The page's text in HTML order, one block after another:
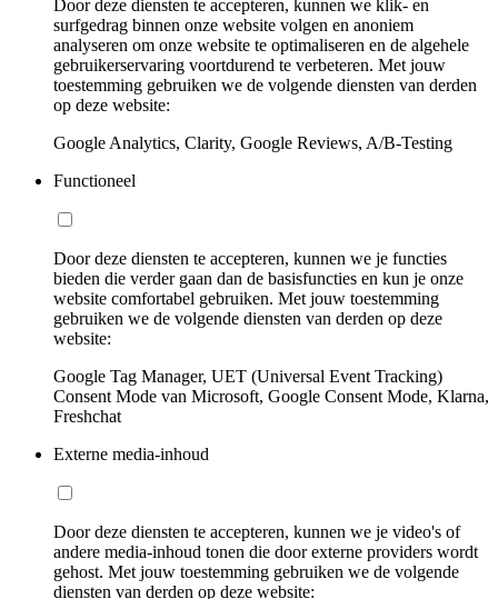
Door deze diensten te accepteren, kunnen we klik- en
surfgedrag binnen onze website volgen en anoniem
analyseren om onze website te optimaliseren en de algehele
gebruikerservaring voortdurend te verbeteren. Met jouw
toestemming gebruiken we de volgende diensten van derden
op deze website:
Google Analytics, Clarity, Google Reviews, A/B-Testing
Functioneel
Door deze diensten te accepteren, kunnen we je functies
bieden die verder gaan dan de basisfuncties en kun je onze
website comfortabel gebruiken. Met jouw toestemming
gebruiken we de volgende diensten van derden op deze
website:
Google Tag Manager, UET (Universal Event Tracking)
Consent Mode van Microsoft, Google Consent Mode, Klarna,
Freshchat
Externe media-inhoud
Door deze diensten te accepteren, kunnen we je video's of
andere media-inhoud tonen die door externe providers wordt
gehost. Met jouw toestemming gebruiken we de volgende
diensten van derden op deze website: